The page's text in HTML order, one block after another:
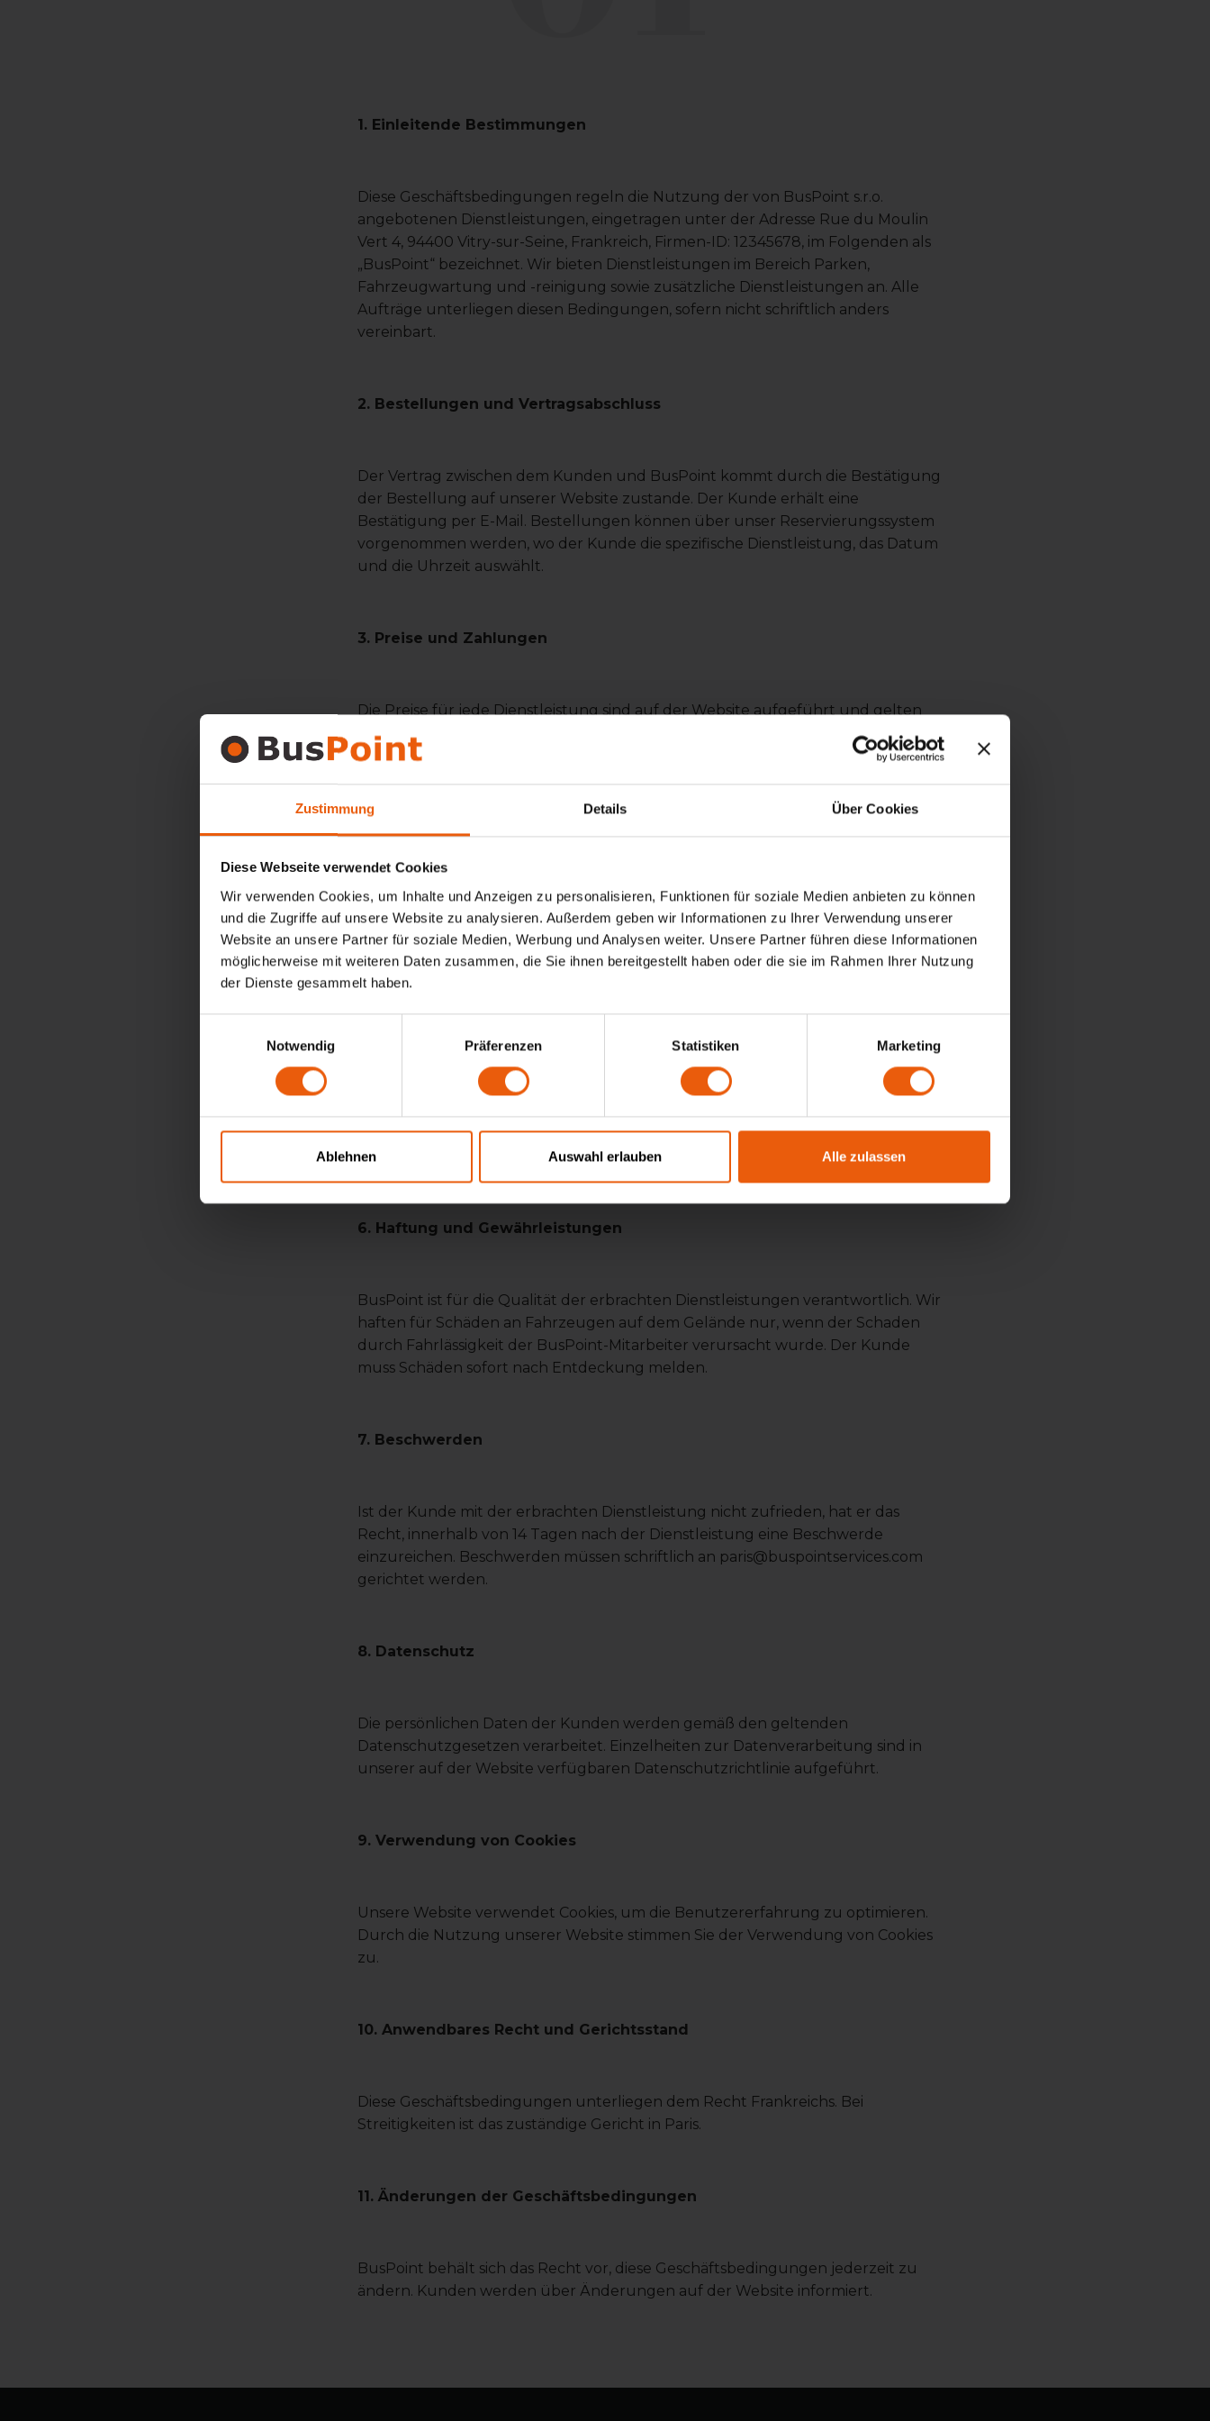
Zustimmung Details Über Cookies
Diese Webseite verwendet Cookies
Wir verwenden Cookies, um Inhalte und Anzeigen zu personalisieren, Funktionen für soziale Medien anbieten zu können
und die Zugriffe auf unsere Website zu analysieren. Außerdem geben wir Informationen zu Ihrer Verwendung unserer
Website an unsere Partner für soziale Medien, Werbung und Analysen weiter. Unsere Partner führen diese Informationen
möglicherweise mit weiteren Daten zusammen, die Sie ihnen bereitgestellt haben oder die sie im Rahmen Ihrer Nutzung
der Dienste gesammelt haben.
Notwendig
Präferenzen Statistiken Marketing
Ablehnen Auswahl erlauben Alle zulassen
1. Einleitende Bestimmungen
Diese Geschäftsbedingungen regeln die Nutzung der von BusPoint s.r.o.
angebotenen Dienstleistungen, eingetragen unter der Adresse Rue du Moulin
Vert 4, 94400 Vitry-sur-Seine, Frankreich, Firmen-ID: 12345678, im Folgenden als
„BusPoint“ bezeichnet. Wir bieten Dienstleistungen im Bereich Parken,
Fahrzeugwartung und -reinigung sowie zusätzliche Dienstleistungen an. Alle
Aufträge unterliegen diesen Bedingungen, sofern nicht schriftlich anders
vereinbart.
2. Bestellungen und Vertragsabschluss
Der Vertrag zwischen dem Kunden und BusPoint kommt durch die Bestätigung
der Bestellung auf unserer Website zustande. Der Kunde erhält eine
Bestätigung per E-Mail. Bestellungen können über unser Reservierungssystem
vorgenommen werden, wo der Kunde die spezifische Dienstleistung, das Datum
und die Uhrzeit auswählt.
3. Preise und Zahlungen
Die Preise für jede Dienstleistung sind auf der Website aufgeführt und gelten
zum Zeitpunkt der Bestellung. Die Zahlung kann per Kreditkarte,
Banküberweisung oder anderen vereinbarten Methoden erfolgen. Die Zahlung
Der Kunde kann seine Reservierung bis spätestens 24 Stunden vor dem
geplanten Service kostenlos stornieren oder ändern. Stornierungen nach dieser
Frist unterliegen einer Gebühr in Höhe von 100% des Servicepreises.
5. Rechte und Pflichten der Kunden
Informationen anzugeben. Der Kunde muss zudem die Parkplatzregeln und
Anweisungen des BusPoint-Personals befolgen.
6. Haftung und Gewährleistungen
BusPoint ist für die Qualität der erbrachten Dienstleistungen verantwortlich. Wir
haften für Schäden an Fahrzeugen auf dem Gelände nur, wenn der Schaden
durch Fahrlässigkeit der BusPoint-Mitarbeiter verursacht wurde. Der Kunde
muss Schäden sofort nach Entdeckung melden.
7. Beschwerden
Ist der Kunde mit der erbrachten Dienstleistung nicht zufrieden, hat er das
Recht, innerhalb von 14 Tagen nach der Dienstleistung eine Beschwerde
einzureichen. Beschwerden müssen schriftlich an paris@buspointservices.com
gerichtet werden.
8. Datenschutz
Die persönlichen Daten der Kunden werden gemäß den geltenden
Datenschutzgesetzen verarbeitet. Einzelheiten zur Datenverarbeitung sind in
unserer auf der Website verfügbaren Datenschutzrichtlinie aufgeführt.
9. Verwendung von Cookies
Unsere Website verwendet Cookies, um die Benutzererfahrung zu optimieren.
Durch die Nutzung unserer Website stimmen Sie der Verwendung von Cookies
zu.
10. Anwendbares Recht und Gerichtsstand
Diese Geschäftsbedingungen unterliegen dem Recht Frankreichs. Bei
Streitigkeiten ist das zuständige Gericht in Paris.
11. Änderungen der Geschäftsbedingungen
BusPoint behält sich das Recht vor, diese Geschäftsbedingungen jederzeit zu
ändern. Kunden werden über Änderungen auf der Website informiert.